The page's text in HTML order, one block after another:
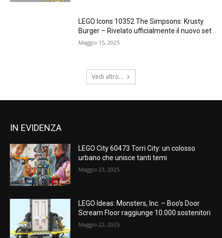
LEGO Icons 10352 The Simpsons: Krusty
Burger – Rivelato ufficialmente il nuovo set
Maggio 15, 2025
Vedi altro...
IN EVIDENZA
LEGO City 60473 Torri City: un colosso
urbano che unisce tanti temi
Maggio 23, 2025
LEGO Ideas: Monsters, Inc. – Boo’s Door
Scream Floor raggiunge 10.000 sostenitori
Maggio 22, 2025